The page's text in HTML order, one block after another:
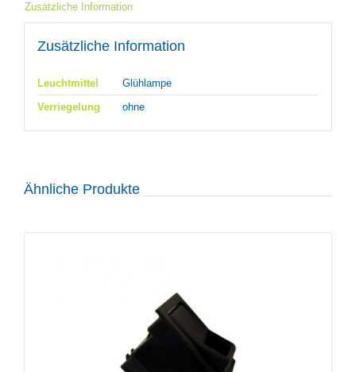
Zusätzliche Information
Zusätzliche Information
Leuchtmittel
Glühlampe
Verriegelung
ohne
Ähnliche Produkte